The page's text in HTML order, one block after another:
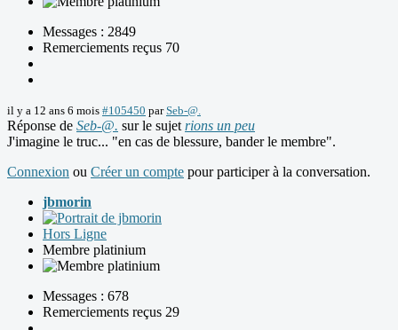
Messages : 2849
Remerciements reçus 70
il y a 12 ans 6 mois #105450 parSeb-@.
Réponse de Seb-@. sur le sujet rions un peu
J'imagine le truc... "en cas de blessure, bander le membre".
Connexion ou Créer un compte pour participer à la conversation.
jbmorin
Hors Ligne
Membre platinium
Messages : 678
Remerciements reçus 29